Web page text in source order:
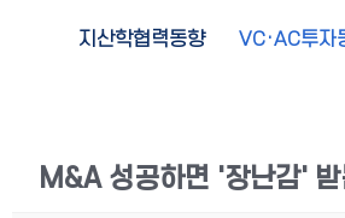
지산학협력동향 VC·AC투자
M&A 성공하면 '장난감'